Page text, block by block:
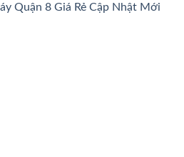
Quận 8 Giá Rẻ Cập Nhật Mới